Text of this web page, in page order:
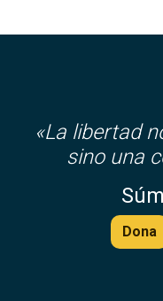
«La libertad
sino una
Dona